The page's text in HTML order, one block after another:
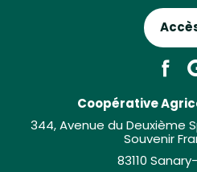
Coopérative
344, Avenue du Deuxième
Souvenir
83110